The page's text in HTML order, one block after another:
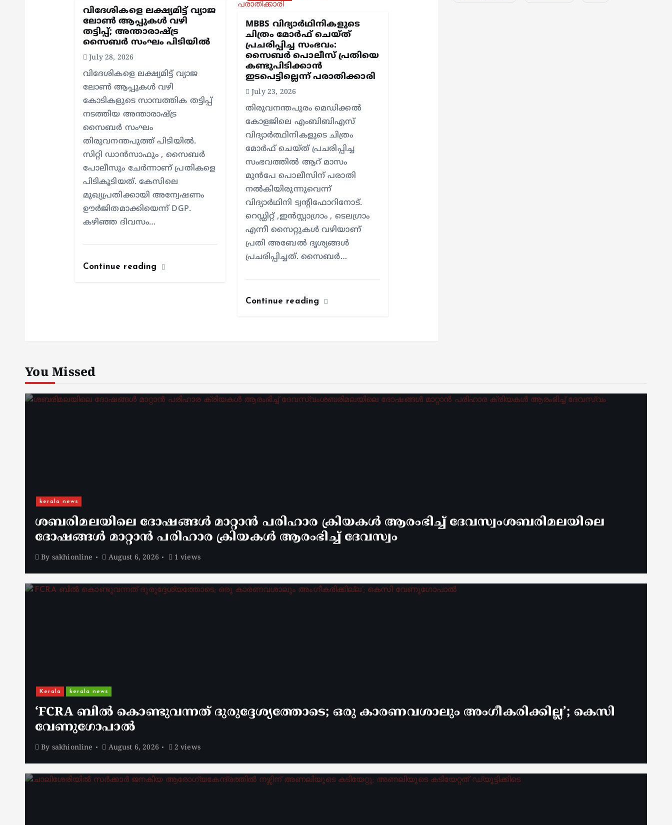
വിദേശികളെ ലക്ഷ്യമിട്ട് വ്യാജ
ലോൺ ആപ്പുകൾ വഴി
തട്ടിപ്പ്; അന്താരാഷ്ട്ര
സൈബർ സംഘം പിടിയിൽ
July 28, 2026
വിദേശികളെ ലക്ഷ്യമിട്ട് വ്യാജ
ലോൺ ആപ്പുകൾ വഴി
കോടികളുടെ സാമ്പത്തിക തട്ടിപ്പ്
നടത്തിയ അന്താരാഷ്ട്ര
സൈബർ സംഘം
തിരുവനന്തപുത്ത് പിടിയിൽ.
സിറ്റി ഡാൻസാഫും , സൈബർ
പോലീസും ചേർന്നാണ് പ്രതികളെ
പിടികൂടിയത്. കേസിലെ
മുഖ്യപ്രതിക്കായി അന്വേഷണം
ഊർജിതമാക്കിയെന്ന് DGP.
കഴിഞ്ഞ ദിവസം…
Continue reading
MBBS വിദ്യാർഥിനികളുടെ
ചിത്രം മോർഫ് ചെയ്ത്
പ്രചരിപ്പിച്ച സംഭവം:
സൈബർ പൊലീസ് പ്രതിയെ
കണ്ടുപിടിക്കാൻ
ഇടപെട്ടില്ലെന്ന് പരാതിക്കാരി
July 23, 2026
തിരുവനന്തപുരം മെഡിക്കൽ
കോളജിലെ എംബിബിഎസ്
വിദ്യാർത്ഥിനികളുടെ ചിത്രം
മോർഫ് ചെയ്ത് പ്രചരിപ്പിച്ച
സംഭവത്തിൽ ആറ് മാസം
മുൻപേ പൊലീസിന് പരാതി
നൽകിയിരുന്നുവെന്ന്
വിദ്യാർഥിനി ട്വന്റിഫോറിനോട്.
റെഡ്ഡിറ്റ് ,ഇൻസ്റ്റാഗ്രാം , ടെലഗ്രാം
എന്നീ സൈറ്റുകൾ വഴിയാണ്
പ്രതി അബേൽ ദൃശ്യങ്ങൾ
പ്രചരിപ്പിച്ചത്. സൈബർ…
Continue reading
You Missed
kerala news
ശബരിമലയിലെ ദോഷങ്ങൾ മാറ്റാൻ പരിഹാര ക്രിയകൾ ആരംഭിച്ച് ദേവസ്വംശബരിമലയിലെ
ദോഷങ്ങൾ മാറ്റാൻ പരിഹാര ക്രിയകൾ ആരംഭിച്ച് ദേവസ്വം
By sakhionline August 6, 2026 1 views
Kerala kerala news
‘FCRA ബിൽ കൊണ്ടുവന്നത് ദുരുദ്ദേശ്യത്തോടെ; ഒരു കാരണവശാലും അം​ഗീകരിക്കില്ല’; കെസി
വേണു​ഗോപാൽ
By sakhionline August 6, 2026 2 views